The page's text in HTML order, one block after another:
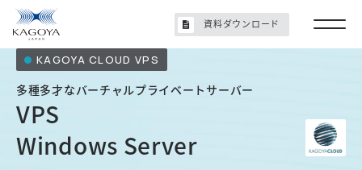
VPS
Windows Server
多種多才なバーチャルプライベートサーバー
KAGOYA CLOUD VPS
資料ダウンロード